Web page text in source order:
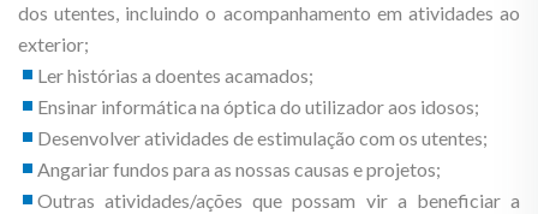
dos utentes, incluindo o acompanhamento em atividades ao
exterior;
Ler histórias a doentes acamados;
Ensinar informática na óptica do utilizador aos idosos;
Desenvolver atividades de estimulação com os utentes;
Angariar fundos para as nossas causas e projetos;
Outras atividades/ações que possam vir a beneficiar a